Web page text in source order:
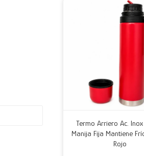
Termo Arriero Ac.
Manija Fija Mantiene
Rojo